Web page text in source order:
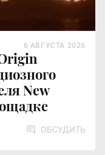
New
6 АВГУСТА 2026
ОБСУДИТЬ